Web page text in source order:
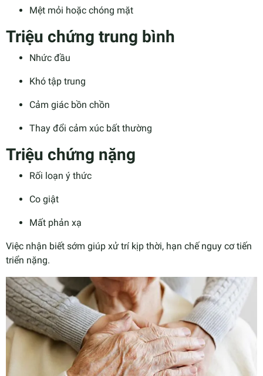
Mệt mỏi hoặc chóng mặt
Triệu chứng trung bình
Nhức đầu
Khó tập trung
Cảm giác bồn chồn
Thay đổi cảm xúc bất thường
Triệu chứng nặng
Rối loạn ý thức
Co giật
Mất phản xạ
Việc nhận biết sớm giúp xử trí kịp thời, hạn chế nguy cơ tiến
triển nặng.